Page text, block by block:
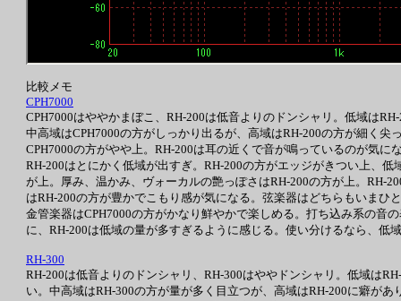
比較メモ
CPH7000
CPH7000はややかまぼこ、RH-200は低音よりのドンシャリ。低域は
中高域はCPH7000の方がしっかり出るが、高域はRH-200の方が細く
CPH7000の方がやや上。RH-200は耳の近くで音が鳴っているのが気
RH-200はとにかく低域が出すぎ。RH-200の方がエッジがきつい上、
が上。厚み、温かみ、ヴォーカルの艶っぽさはRH-200の方が上。RH-
はRH-200の方が豊かでこもり感が気になる。弦楽器はどちらもいま
金管楽器はCPH7000の方がかなり鮮やかで楽しめる。打ち込み系の音
に、RH-200は低域の量が多すぎるように感じる。使い分けるなら、低
RH-300
RH-200は低音よりのドンシャリ、RH-300はややドンシャリ。低域は
い。中高域はRH-300の方が量が多く目立つが、高域はRH-200に癖が